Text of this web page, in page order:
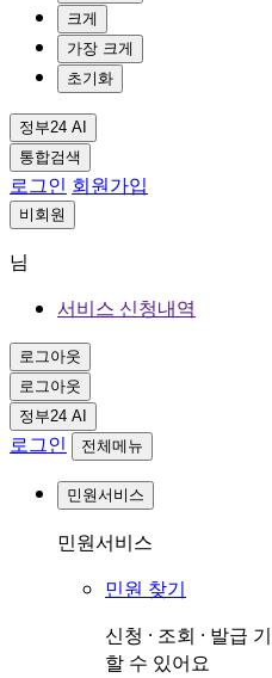
크게
가장 크게
초기화
정부24 AI
통합검색
로그인 회원가입
비회원
님
서비스 신청내역
로그아웃
로그아웃
정부24 AI
로그인 전체메뉴
민원서비스
민원서비스
민원 찾기
신청 · 조회 · 발급
할 수 있어요